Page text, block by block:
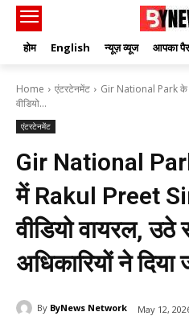
होम English न्यूज़ व्यूज आपका
Home एंटरटेनमेंट
Gir National Park के
वीडियो...
एंटरटेनमेंट
Gir National
में Rakul Preet
वीडियो वायरल,
अधिकारियों ने दिया
By ByNews Network May 12,